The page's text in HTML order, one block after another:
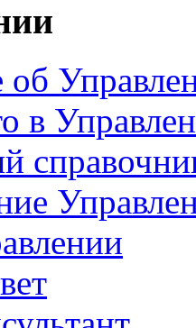
в